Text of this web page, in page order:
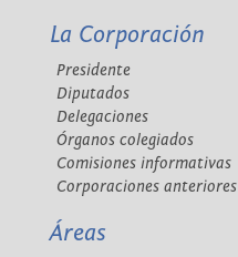
La Corporación
Presidente
Diputados
Delegaciones
Órganos colegiados
Comisiones informativas
Corporaciones anteriores
Áreas